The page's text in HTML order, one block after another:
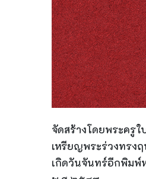
จัดสร้างโดยพระครู
เหรียญพระร่วงทรง
เกิดวันจันทร์อีกพิมพ์